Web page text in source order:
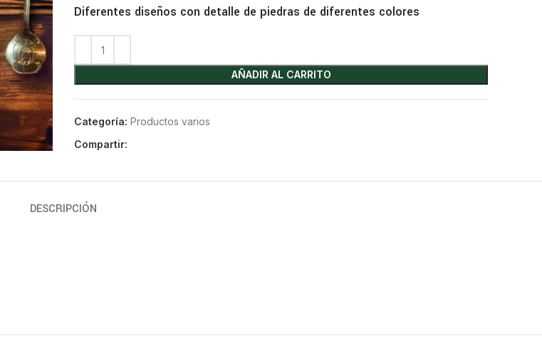
Diferentes diseños con detalle de piedras de diferentes colores
AÑADIR AL CARRITO
Categoría: Productos varios
Compartir:
DESCRIPCIÓN